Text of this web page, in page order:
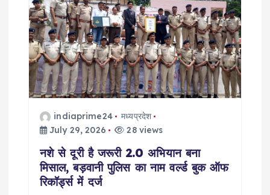
a
t
indiaprime24
मध्यप्रदेश
July 29, 2026
28 views
नशे से दूरी है जरूरी 2.0 अभियान बना
मिसाल, बड़वानी पुलिस का नाम वर्ल्ड बुक ऑफ
रिकॉर्ड्स में दर्ज